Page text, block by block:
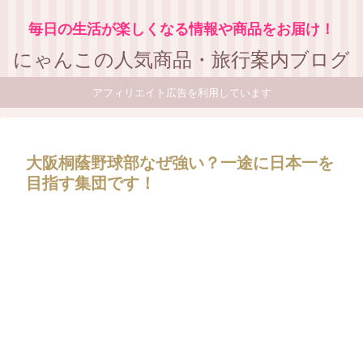
毎日の生活が楽しくなる情報や商品をお届け！
にゃんこの人気商品・旅行案内ブログ
アフィリエイト広告を利用しています
大阪桐蔭野球部なぜ強い？一途に日本一を
目指す集団です！